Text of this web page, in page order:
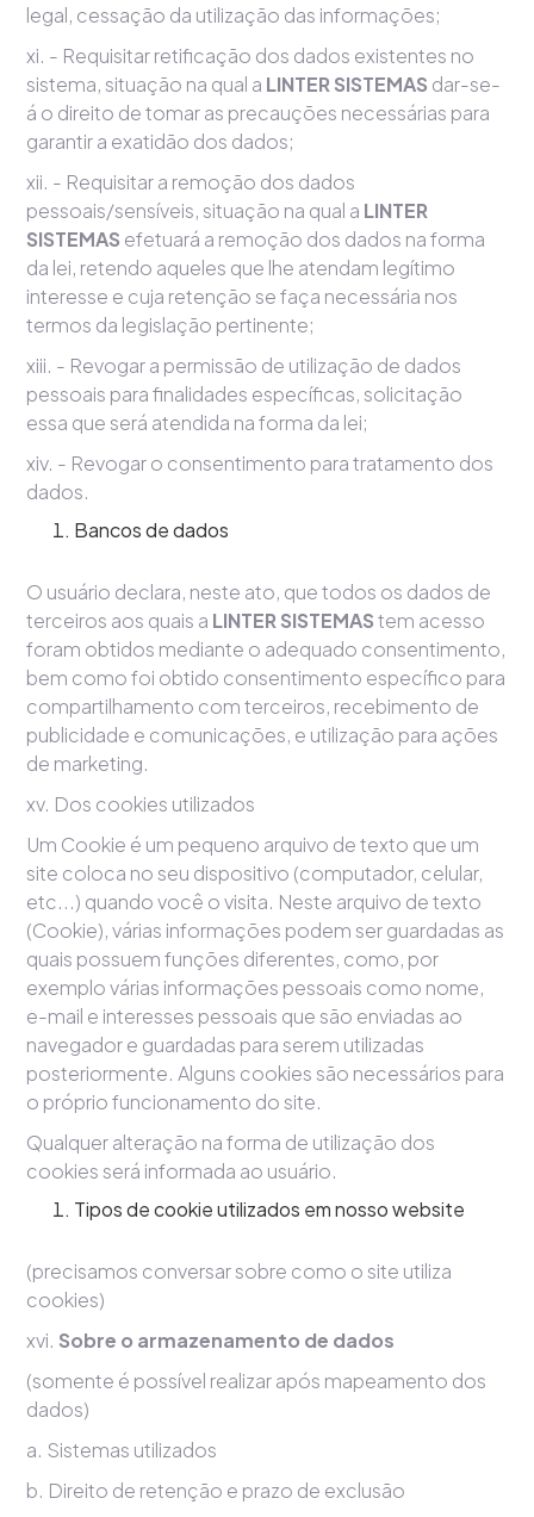
legal, cessação da utilização das informações;
xi. - Requisitar retificação dos dados existentes no
sistema, situação na qual a LINTER SISTEMAS dar-se-
á o direito de tomar as precauções necessárias para
garantir a exatidão dos dados;
xii. - Requisitar a remoção dos dados
pessoais/sensíveis, situação na qual a LINTER
SISTEMAS efetuará a remoção dos dados na forma
da lei, retendo aqueles que lhe atendam legítimo
interesse e cuja retenção se faça necessária nos
termos da legislação pertinente;
xiii. - Revogar a permissão de utilização de dados
pessoais para finalidades específicas, solicitação
essa que será atendida na forma da lei;
xiv. - Revogar o consentimento para tratamento dos
dados.
Bancos de dados
O usuário declara, neste ato, que todos os dados de
terceiros aos quais a LINTER SISTEMAStem acesso
foram obtidos mediante o adequado consentimento,
bem como foi obtido consentimento específico para
compartilhamento com terceiros, recebimento de
publicidade e comunicações, e utilização para ações
de marketing.
xv. Dos cookies utilizados
Um Cookie é um pequeno arquivo de texto que um
site coloca no seu dispositivo (computador, celular,
etc...) quando você o visita. Neste arquivo de texto
(Cookie), várias informações podem ser guardadas as
quais possuem funções diferentes, como, por
exemplo várias informações pessoais como nome,
e-mail e interesses pessoais que são enviadas ao
navegador e guardadas para serem utilizadas
posteriormente. Alguns cookies são necessários para
o próprio funcionamento do site.
Qualquer alteração na forma de utilização dos
cookies será informada ao usuário.
Tipos de cookie utilizados em nosso website
(precisamos conversar sobre como o site utiliza
cookies)
xvi. Sobre o armazenamento de dados
(somente é possível realizar após mapeamento dos
dados)
a. Sistemas utilizados
b. Direito de retenção e prazo de exclusão